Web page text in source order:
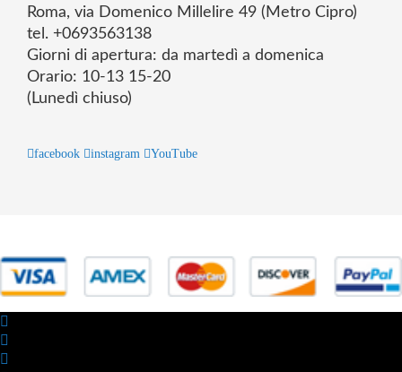
Roma, via Domenico Millelire 49 (Metro Cipro)
tel. +0693563138
Giorni di apertura: da martedì a domenica
Orario: 10-13 15-20
(Lunedì chiuso)
facebook instagram YouTube